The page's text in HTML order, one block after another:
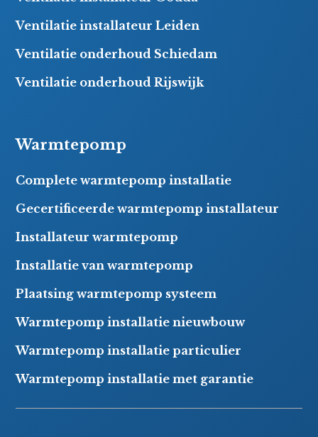
Ventilatie installateur Leiden
Ventilatie onderhoud Schiedam
Ventilatie onderhoud Rijswijk
Warmtepomp
Complete warmtepomp installatie
Gecertificeerde warmtepomp installateur
Installateur warmtepomp
Installatie van warmtepomp
Plaatsing warmtepomp systeem
Warmtepomp installatie nieuwbouw
Warmtepomp installatie particulier
Warmtepomp installatie met garantie